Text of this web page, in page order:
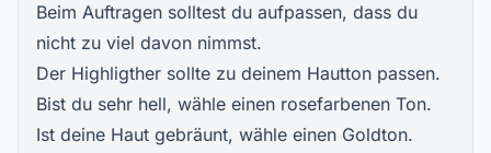
Beim Auftragen solltest du aufpassen, dass du
nicht zu viel davon nimmst.
Der Highligther sollte zu deinem Hautton passen.
Bist du sehr hell, wähle einen rosefarbenen Ton.
Ist deine Haut gebräunt, wähle einen Goldton.